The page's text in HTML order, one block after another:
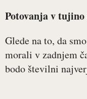
Potovanja v
Glede na to, da
morali v zadnjem
bodo številni